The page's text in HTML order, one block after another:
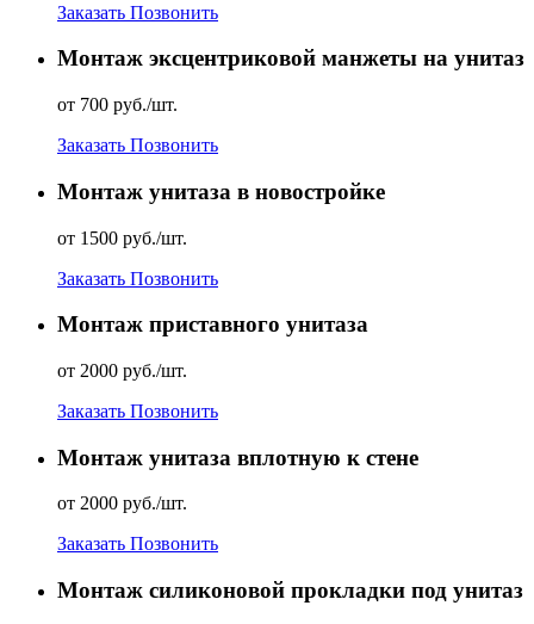
Заказать Позвонить
Монтаж эксцентриковой манжеты на унитаз
от 700 руб./шт.
Заказать Позвонить
Монтаж унитаза в новостройке
от 1500 руб./шт.
Заказать Позвонить
Монтаж приставного унитаза
от 2000 руб./шт.
Заказать Позвонить
Монтаж унитаза вплотную к стене
от 2000 руб./шт.
Заказать Позвонить
Монтаж силиконовой прокладки под унитаз